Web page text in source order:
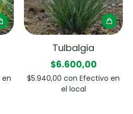
en
Tulbalgia
$6.600,00
$5.940,00 con Efectivo en
el local